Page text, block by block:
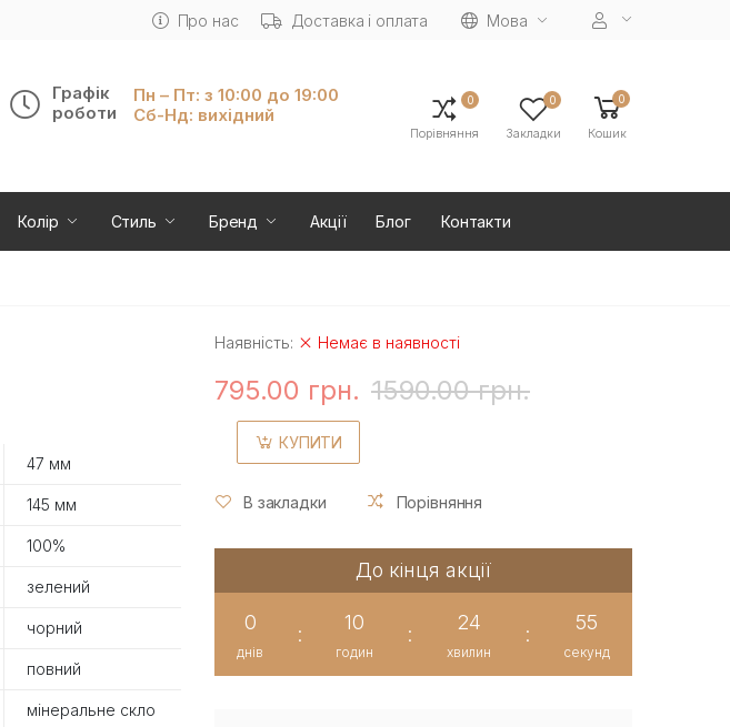
Про нас Доставка і оплата Мова
Графік
роботи
Пн – Пт: з 10:00 до 19:00
Сб-Нд: вихідний
0
Порівняння
0
Закладки
0
Кошик
Колір Стиль Бренд Акції Блог Контакти
47 мм
145 мм
100%
зелений
чорний
повний
мінеральне скло
Наявність: Немає в наявності
795.00 грн. 1590.00 грн.
КУПИТИ
В закладки Порівняння
До кінця акції
0
днів
:
10
годин
:
24
хвилин
:
55
секунд